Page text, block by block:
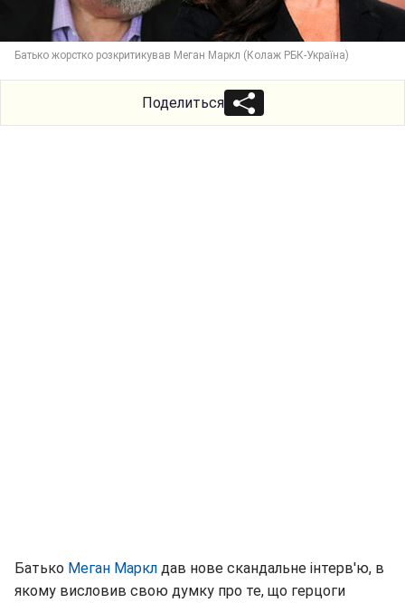
Батько жорстко розкритикував Меган Маркл (Колаж РБК-Україна)
Поделиться
Батько Меган Маркл дав нове скандальне інтерв'ю, в
якому висловив свою думку про те, що герцоги